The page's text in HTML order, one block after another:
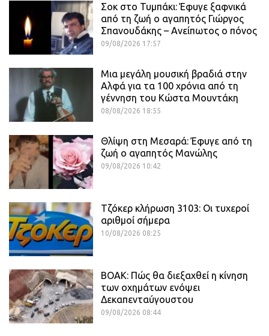
Σοκ στο Τυμπάκι: Έφυγε ξαφνικά
από τη ζωή ο αγαπητός Γιώργος
Σπανουδάκης – Ανείπωτος ο πόνος
09/08/2026 17:57
Μια μεγάλη μουσική βραδιά στην
Αλφά για τα 100 χρόνια από τη
γέννηση του Κώστα Μουντάκη
08/08/2026 18:55
Θλίψη στη Μεσαρά: Έφυγε από τη
ζωή ο αγαπητός Μανώλης
09/08/2026 10:42
Τζόκερ κλήρωση 3103: Οι τυχεροί
αριθμοί σήμερα
10/08/2026 08:25
ΒΟΑΚ: Πώς θα διεξαχθεί η κίνηση
των οχημάτων ενόψει
Δεκαπενταύγουστου
09/08/2026 08:44